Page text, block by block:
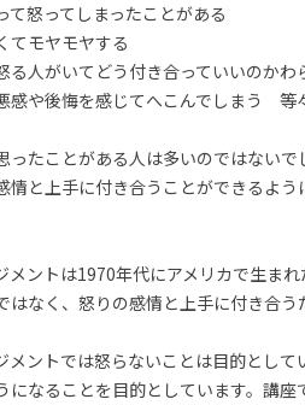
て怒ってしまったことがある
てモヤモヤする
る人がいてどう付き合っていいのかわ
感や後悔を感じてへこんでしまう 等
ったことがある人は多いのではない
情と上手に付き合うことができるよ
メントは1970年代にアメリカで生ま
はなく、怒りの感情と上手に付き合う
メントでは怒らないことは目的とし
になることを目的としています。講